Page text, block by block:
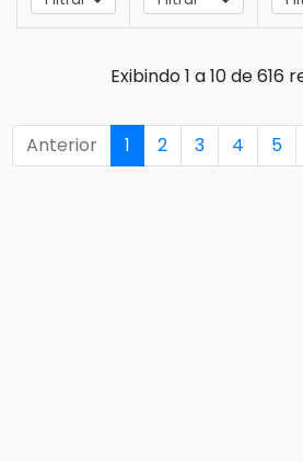
Exibindo 1 a 10 de 616
Anterior 1 2 3 4 5